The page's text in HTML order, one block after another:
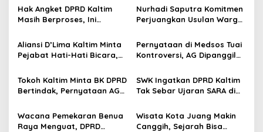
Hak Angket DPRD Kaltim
Masih Berproses, Ini
Baliknya
Nurhadi Saputra Komitmen
Perjuangkan Usulan Warga
Dialog Bersempekat
Aliansi D’Lima Kaltim Minta
Pejabat Hati-Hati Bicara,
Harga Mati
Pernyataan di Medsos Tuai
Kontroversi, AG Dipanggil
Tokoh Kaltim Minta BK DPRD
Bertindak, Pernyataan AG
SARA
SWK Ingatkan DPRD Kaltim
Tak Sebar Ujaran SARA di
Wacana Pemekaran Benua
Raya Menguat, DPRD
Wisata Kota Juang Makin
Canggih, Sejarah Bisa